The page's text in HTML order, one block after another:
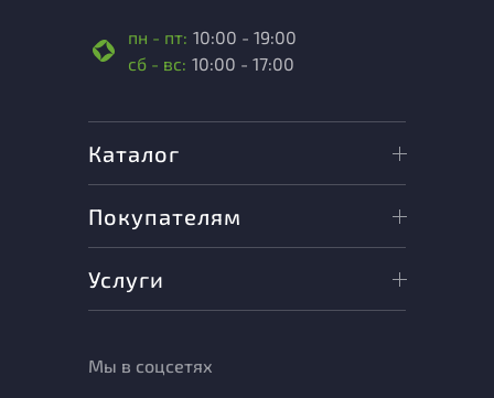
пн - пт: 10:00 - 19:00
сб - вс: 10:00 - 17:00
Каталог
Покупателям
Услуги
Мы в соцсетях